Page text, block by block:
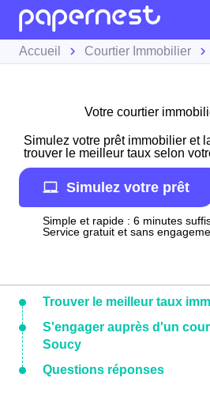
Accueil Courtier Immobilier
Votre courtier
Simulez votre prêt immobilier et
trouver le meilleur taux selon
Simulez votre prêt
Simple et rapide : 6 minutes
Service gratuit et sans
Trouver le meilleur taux
S'engager auprès d'un
Soucy
Questions réponses